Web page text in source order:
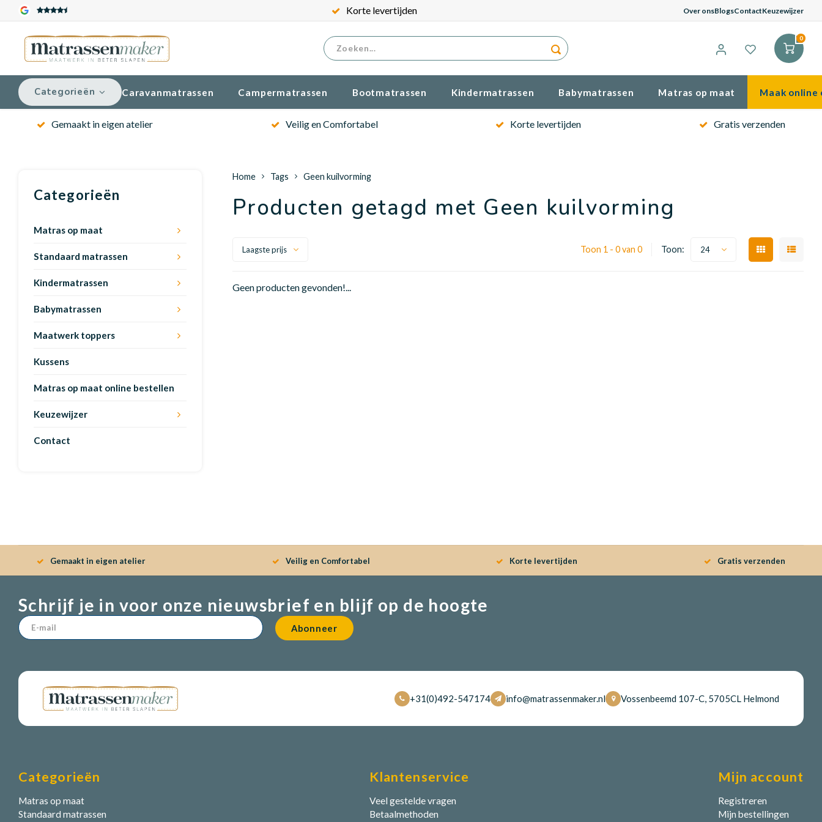
Korte levertijden Over onsBlogsContactKeuzewijzer
0
Categorieën Caravanmatrassen Campermatrassen Bootmatrassen Kindermatrassen Babymatrassen Matras op maat Maak online
Gemaakt in eigen atelier Veilig en Comfortabel Korte levertijden Gratis verzenden
Categorieën
Matras op maat
Standaard matrassen
Kindermatrassen
Babymatrassen
Maatwerk toppers
Kussens
Matras op maat online bestellen
Keuzewijzer
Contact
Home Tags Geen kuilvorming
Producten getagd met Geen kuilvorming
Laagste prijs Toon 1 - 0 van 0 Toon: 24
Geen producten gevonden!...
Gemaakt in eigen atelier Veilig en Comfortabel Korte levertijden Gratis verzenden
Schrijf je in voor onze nieuwsbrief en blijf op de hoogte
Abonneer
+31(0)492-547174 info@matrassenmaker.nl Vossenbeemd 107-C, 5705CL Helmond
Categorieën
Matras op maat
Standaard matrassen
Klantenservice
Veel gestelde vragen
Betaalmethoden
Mijn account
Registreren
Mijn bestellingen